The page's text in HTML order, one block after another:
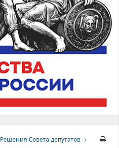
Решения Совета депутатов